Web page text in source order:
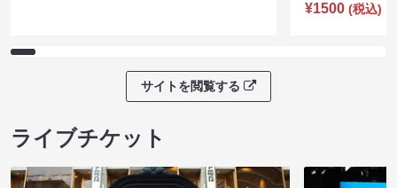
¥1500 (税込)
サイトを閲覧する
ライブチケット